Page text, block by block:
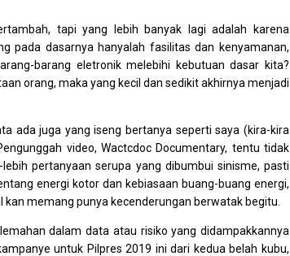
tapi yang lebih banyak lagi adalah karena
pada dasarnya hanyalah fasilitas dan kenyamanan,
barang eletronik melebihi kebutuan dasar kita?
orang, maka yang kecil dan sedikit akhirnya menjadi
ada juga yang iseng bertanya seperti saya (kira-kira
video, Wactcdoc Documentary, tentu tidak
pertanyaan serupa yang dibumbui sinisme, pasti
energi kotor dan kebiasaan buang-buang energi,
memang punya kecenderungan berwatak begitu.
dalam data atau risiko yang didampakkannya
untuk Pilpres 2019 ini dari kedua belah kubu,